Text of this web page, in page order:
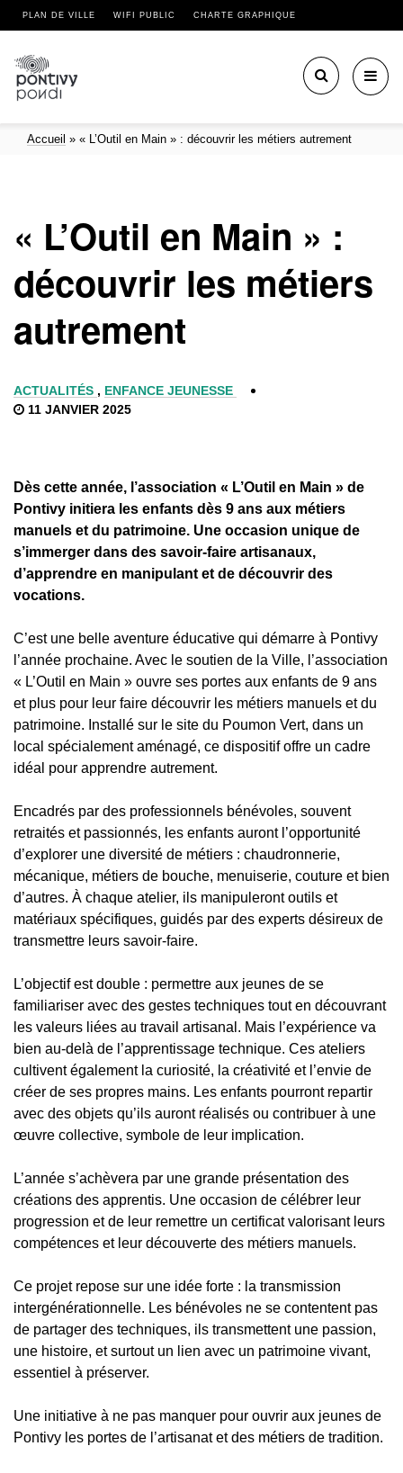
PLAN DE VILLE WIFI PUBLIC CHARTE GRAPHIQUE
Accueil » « L’Outil en Main » : découvrir les métiers autrement
« L’Outil en Main » :
découvrir les métiers
autrement
ACTUALITÉS , ENFANCE JEUNESSE
11 JANVIER 2025
Dès cette année, l’association « L’Outil en Main » de
Pontivy initiera les enfants dès 9 ans aux métiers
manuels et du patrimoine. Une occasion unique de
s’immerger dans des savoir-faire artisanaux,
d’apprendre en manipulant et de découvrir des
vocations.
C’est une belle aventure éducative qui démarre à Pontivy
l’année prochaine. Avec le soutien de la Ville, l’association
« L’Outil en Main » ouvre ses portes aux enfants de 9 ans
et plus pour leur faire découvrir les métiers manuels et du
patrimoine. Installé sur le site du Poumon Vert, dans un
local spécialement aménagé, ce dispositif offre un cadre
idéal pour apprendre autrement.
Encadrés par des professionnels bénévoles, souvent
retraités et passionnés, les enfants auront l’opportunité
d’explorer une diversité de métiers : chaudronnerie,
mécanique, métiers de bouche, menuiserie, couture et bien
d’autres. À chaque atelier, ils manipuleront outils et
matériaux spécifiques, guidés par des experts désireux de
transmettre leurs savoir-faire.
L’objectif est double : permettre aux jeunes de se
familiariser avec des gestes techniques tout en découvrant
les valeurs liées au travail artisanal. Mais l’expérience va
bien au-delà de l’apprentissage technique. Ces ateliers
cultivent également la curiosité, la créativité et l’envie de
créer de ses propres mains. Les enfants pourront repartir
avec des objets qu’ils auront réalisés ou contribuer à une
œuvre collective, symbole de leur implication.
L’année s’achèvera par une grande présentation des
créations des apprentis. Une occasion de célébrer leur
progression et de leur remettre un certificat valorisant leurs
compétences et leur découverte des métiers manuels.
Ce projet repose sur une idée forte : la transmission
intergénérationnelle. Les bénévoles ne se contentent pas
de partager des techniques, ils transmettent une passion,
une histoire, et surtout un lien avec un patrimoine vivant,
essentiel à préserver.
Une initiative à ne pas manquer pour ouvrir aux jeunes de
Pontivy les portes de l’artisanat et des métiers de tradition.